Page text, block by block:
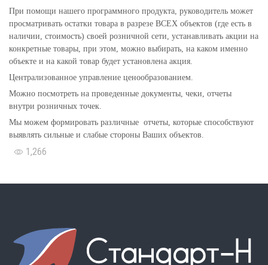
При помощи нашего программного продукта, руководитель может
просматривать остатки товара в разрезе ВСЕХ объектов (где есть в
наличии, стоимость) своей розничной сети, устанавливать акции на
конкретные товары, при этом, можно выбирать, на каком именно
объекте и на какой товар будет установлена акция.
Централизованное управление ценообразованием.
Можно посмотреть на проведенные документы, чеки, отчеты
внутри розничных точек.
Мы можем формировать различные отчеты, которые способствуют
выявлять сильные и слабые стороны Ваших объектов.
1,266